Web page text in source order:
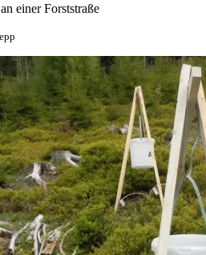
einer Forststraße